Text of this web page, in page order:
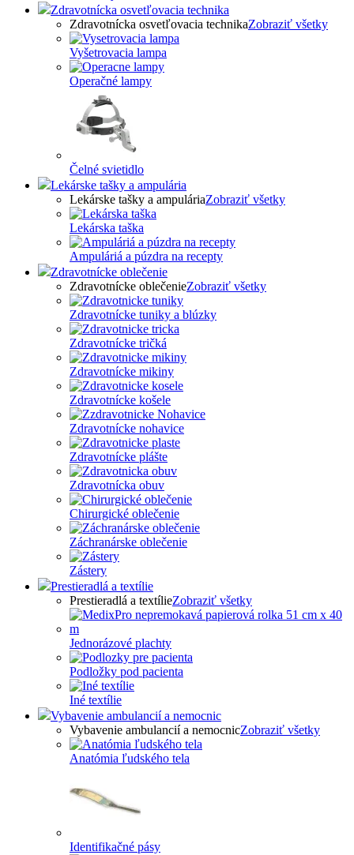
Zdravotnícka osvetľovacia technika
Zdravotnícka osvetľovacia technikaZobraziť všetky
Vyšetrovacia lampa
Operačné lampy
Čelné svietidlo
Lekárske tašky a ampulária
Lekárske tašky a ampuláriaZobraziť všetky
Lekárska taška
Ampuláriá a púzdra na recepty
Zdravotnícke oblečenie
Zdravotnícke oblečenieZobraziť všetky
Zdravotnícke tuniky a blúzky
Zdravotnícke tričká
Zdravotnícke mikiny
Zdravotnícke košele
Zdravotnícke nohavice
Zdravotnícke plášte
Zdravotnícka obuv
Chirurgické oblečenie
Záchranárske oblečenie
Zástery
Prestieradlá a textílie
Prestieradlá a textílieZobraziť všetky
Jednorázové plachty
Podložky pod pacienta
Iné textílie
Vybavenie ambulancií a nemocnic
Vybavenie ambulancií a nemocnicZobraziť všetky
Anatómia ľudského tela
Identifikačné pásy